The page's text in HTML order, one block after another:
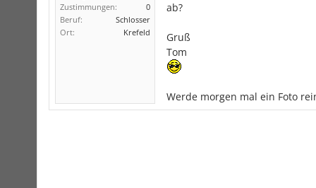
Zustimmungen:
0
Beruf:
Schlosser
Ort:
Krefeld
ab?
Gruß
Tom
Werde morgen mal ein Foto